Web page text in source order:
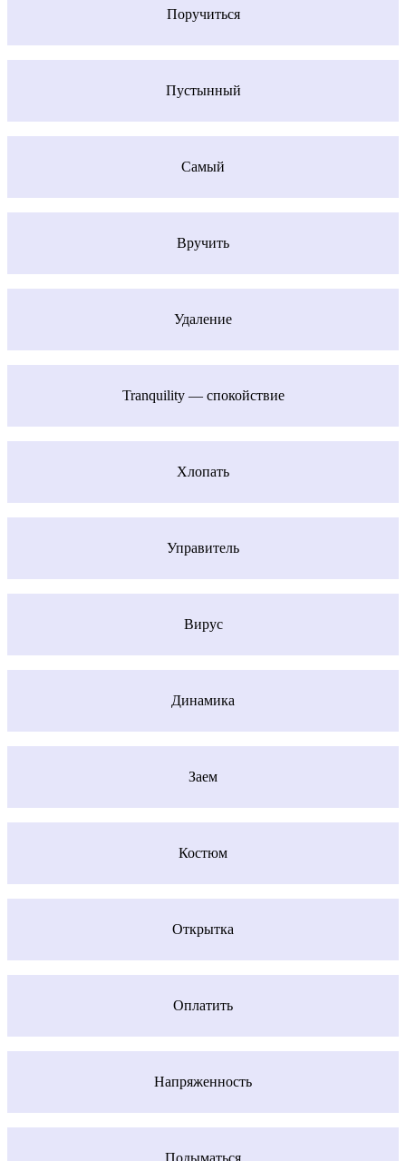
Поручиться
Пустынный
Самый
Вручить
Удаление
Tranquility — спокойствие
Хлопать
Управитель
Вирус
Динамика
Заем
Костюм
Открытка
Оплатить
Напряженность